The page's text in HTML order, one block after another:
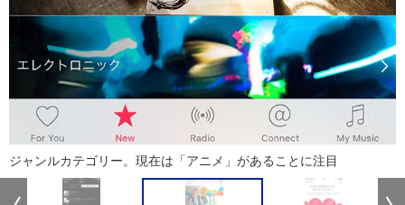
ジャンルカテゴリー。現在は「アニメ」があることに注目